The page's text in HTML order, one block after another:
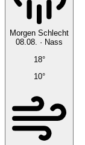
Morgen Schlecht
08.08. · Nass
18°
10°